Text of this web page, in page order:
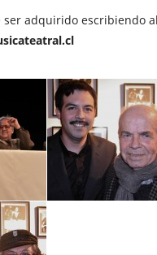
ser adquirido escribiendo